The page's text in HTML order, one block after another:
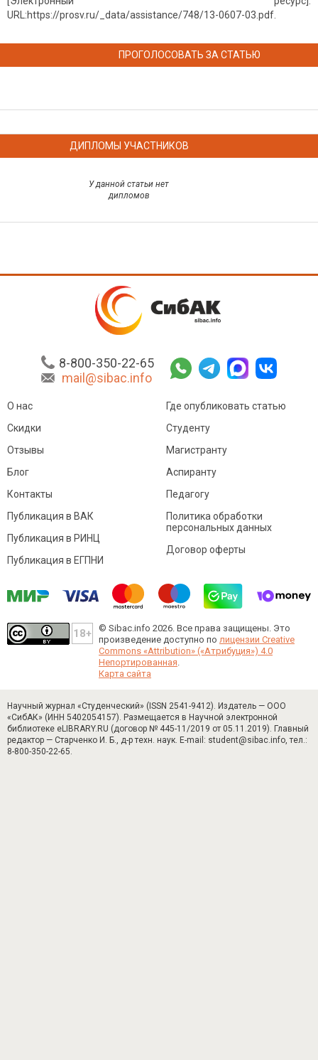
URL:https://prosv.ru/_data/assistance/748/13-0607-03.pdf.
ПРОГОЛОСОВАТЬ ЗА СТАТЬЮ
ДИПЛОМЫ УЧАСТНИКОВ
У данной статьи нет
дипломов
8-800-350-22-65
mail@sibac.info
О нас
Скидки
Отзывы
Блог
Контакты
Где опубликовать статью
Студенту
Магистранту
Аспиранту
Педагогу
Публикация в ВАК
Публикация в РИНЦ
Публикация в ЕГПНИ
Политика обработки
персональных данных
Договор оферты
© Sibac.info 2026. Все права защищены. Это
произведение доступно по лицензии Creative
Commons «Attribution» («Атрибуция») 4.0
Непортированная.
Карта сайта
Научный журнал «Студенческий» (ISSN 2541-9412). Издатель — ООО
«СибАК» (ИНН 5402054157). Размещается в Научной электронной
библиотеке eLIBRARY.RU (договор № 445-11/2019 от 05.11.2019). Главный
редактор — Старченко И. Б., д-р техн. наук. E-mail: student@sibac.info, тел.:
8-800-350-22-65.